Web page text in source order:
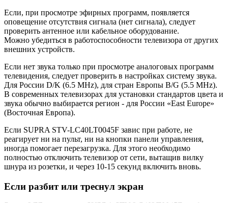
Если, при просмотре эфирных программ, появляется
оповещение отсутствия сигнала (нет сигнала), следует
проверить антенное или кабельное оборудование.
Можно убедиться в работоспособности телевизора от других
внешних устройств.
Если нет звука только при просмотре аналоговых программ
телевидения, следует проверить в настройках систему звука.
Для России D/K (6.5 MHz), для стран Европы B/G (5.5 MHz).
В современных телевизорах для установки стандартов цвета и
звука обычно выбирается регион - для России «East Europe»
(Восточная Европа).
Если SUPRA STV-LC40LT0045F завис при работе, не
реагирует ни на пульт, ни на кнопки панели управления,
иногда помогает перезагрузка. Для этого необходимо
полностью отключить телевизор от сети, вытащив вилку
шнура из розетки, и через 10-15 секунд включить вновь.
Если разбит или треснул экран